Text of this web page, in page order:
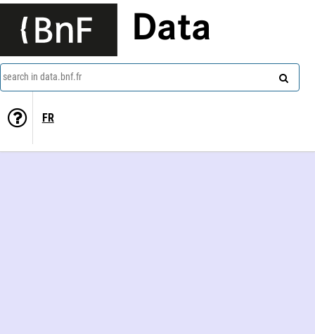
Data
search in data.bnf.fr
FR